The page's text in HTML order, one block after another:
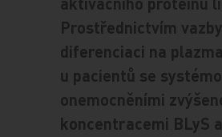
Prostřednictvím
diferenciaci na
u pacientů se
onemocněními
koncentracemi BLyS